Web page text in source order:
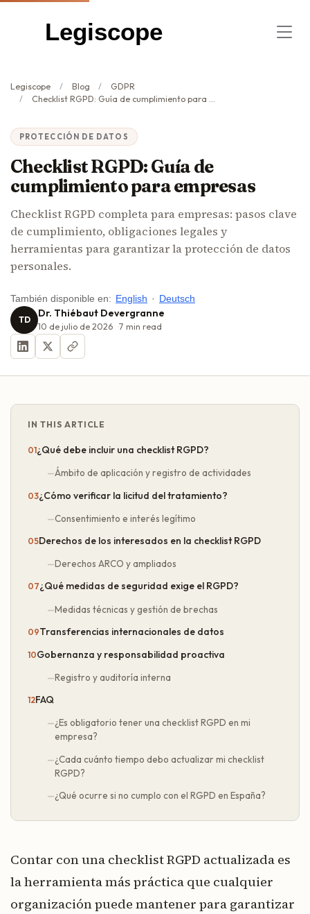
Legiscope
Legiscope Blog
GDPR
Checklist RGPD: Guía de cumplimiento para empresas
PROTECCIÓN DE DATOS
Checklist RGPD: Guía de
cumplimiento para empresas
Checklist RGPD completa para empresas: pasos clave
de cumplimiento, obligaciones legales y
herramientas para garantizar la protección de datos
personales.
También disponible en: English · Deutsch
TD Dr. Thiébaut Devergranne
10 de julio de 2026 7 min read
IN THIS ARTICLE
¿Qué debe incluir una checklist RGPD?
Ámbito de aplicación y registro de actividades
¿Cómo verificar la licitud del tratamiento?
Consentimiento e interés legítimo
Derechos de los interesados en la checklist RGPD
Derechos ARCO y ampliados
¿Qué medidas de seguridad exige el RGPD?
Medidas técnicas y gestión de brechas
Transferencias internacionales de datos
Gobernanza y responsabilidad proactiva
Registro y auditoría interna
FAQ
¿Es obligatorio tener una checklist RGPD en mi
empresa?
¿Cada cuánto tiempo debo actualizar mi checklist
RGPD?
¿Qué ocurre si no cumplo con el RGPD en España?
Contar con una checklist RGPD actualizada es
la herramienta más práctica que cualquier
organización puede mantener para garantizar